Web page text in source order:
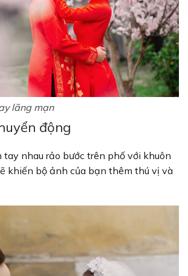
lãng mạn
động
tay nhau rảo bước trên phố với khuôn
khiến bộ ảnh của bạn thêm thú vị và